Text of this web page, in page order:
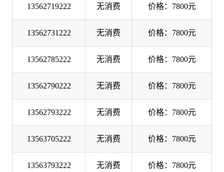
13562719222 无消费 价格：7800元
13562731222 无消费 价格：7800元
13562785222 无消费 价格：7800元
13562790222 无消费 价格：7800元
13562793222 无消费 价格：7800元
13563705222 无消费 价格：7800元
13563793222 无消费 价格：7800元